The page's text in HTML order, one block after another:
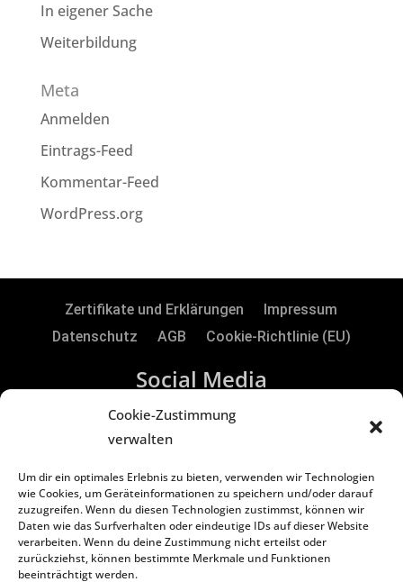
Cookie-Zustimmung
verwalten
Um dir ein optimales Erlebnis zu bieten, verwenden wir Technologien
wie Cookies, um Geräteinformationen zu speichern und/oder darauf
zuzugreifen. Wenn du diesen Technologien zustimmst, können wir
Daten wie das Surfverhalten oder eindeutige IDs auf dieser Website
verarbeiten. Wenn du deine Zustimmung nicht erteilst oder
zurückziehst, können bestimmte Merkmale und Funktionen
beeinträchtigt werden.
In eigener Sache
Weiterbildung
Meta
Anmelden
Eintrags-Feed
Kommentar-Feed
WordPress.org
Zertifikate und Erklärungen
Impressum
Datenschutz
AGB Cookie-Richtlinie (EU)
Social Media
RTS Electronic GmbH | Borker Str. 88 | 45731
Waltrop | Germany
Copyright©2024 RTS Electronic GmbH
Geschäftsführer: Oliver Vakilzadeh & Lars Kiera